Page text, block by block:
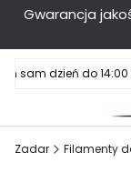
Gwarancja
sam dzień do
Zadar Filamenty